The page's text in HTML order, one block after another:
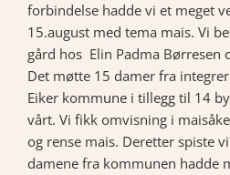
forbindelse hadde vi et meget
15.august med tema mais. Vi
gård hos Elin Padma Børresen
Det møtte 15 damer fra
Eiker kommune i tillegg til 14
vårt. Vi fikk omvisning i
og rense mais. Deretter spiste
damene fra kommunen hadde